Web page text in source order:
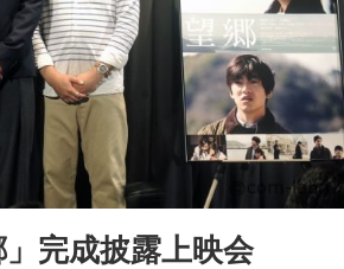
完成披露上映会